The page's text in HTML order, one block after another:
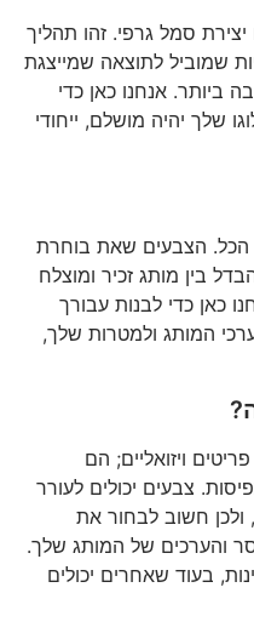
סמל גרפי. זהו תהליך
שמוביל לתוצאה שמייצגת
ביותר. אנחנו כאן כדי
שלך יהיה מושלם, ייחודי
הכל. הצבעים שאת בוחרת
בין מותג זכיר ומוצלח
כאן כדי לבנות עבורך
המותג ולמטרות שלך,
ויזואליים; הם
צבעים יכולים לעורר
ולכן חשוב לבחור את
והערכים של המותג שלך.
בעוד שאחרים יכולים